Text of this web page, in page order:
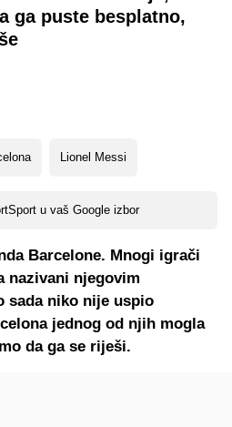
ga puste besplatno,
Lionel Messi
u vaš Google izbor
Barcelone. Mnogi igrači
nazivani njegovim
sada niko nije uspio
jednog od njih mogla
da ga se riješi.